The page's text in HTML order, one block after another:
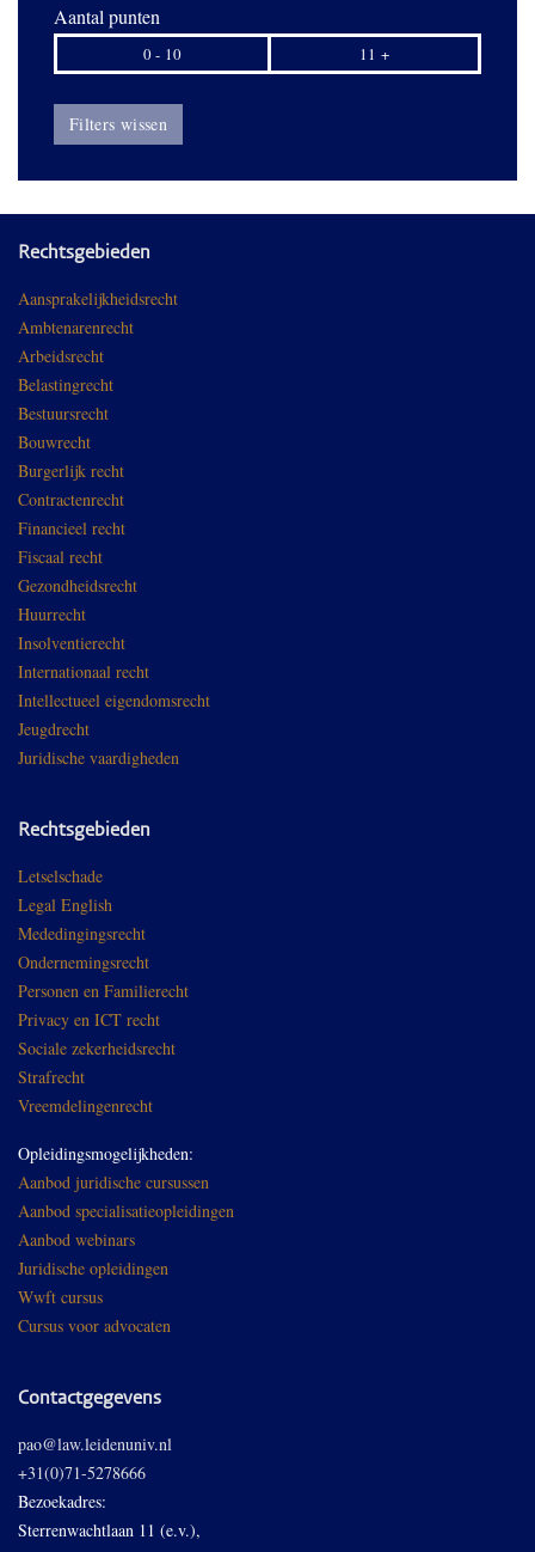
Aantal punten
0 - 10 11 +
Filters wissen
Rechtsgebieden
Aansprakelijkheidsrecht
Ambtenarenrecht
Arbeidsrecht
Belastingrecht
Bestuursrecht
Bouwrecht
Burgerlijk recht
Contractenrecht
Financieel recht
Fiscaal recht
Gezondheidsrecht
Huurrecht
Insolventierecht
Internationaal recht
Intellectueel eigendomsrecht
Jeugdrecht
Juridische vaardigheden
Rechtsgebieden
Letselschade
Legal English
Mededingingsrecht
Ondernemingsrecht
Personen en Familierecht
Privacy en ICT recht
Sociale zekerheidsrecht
Strafrecht
Vreemdelingenrecht
Opleidingsmogelijkheden:
Aanbod juridische cursussen
Aanbod specialisatieopleidingen
Aanbod webinars
Juridische opleidingen
Wwft cursus
Cursus voor advocaten
Contactgegevens
pao@law.leidenuniv.nl
+31(0)71-5278666
Bezoekadres:
Sterrenwachtlaan 11 (e.v.),